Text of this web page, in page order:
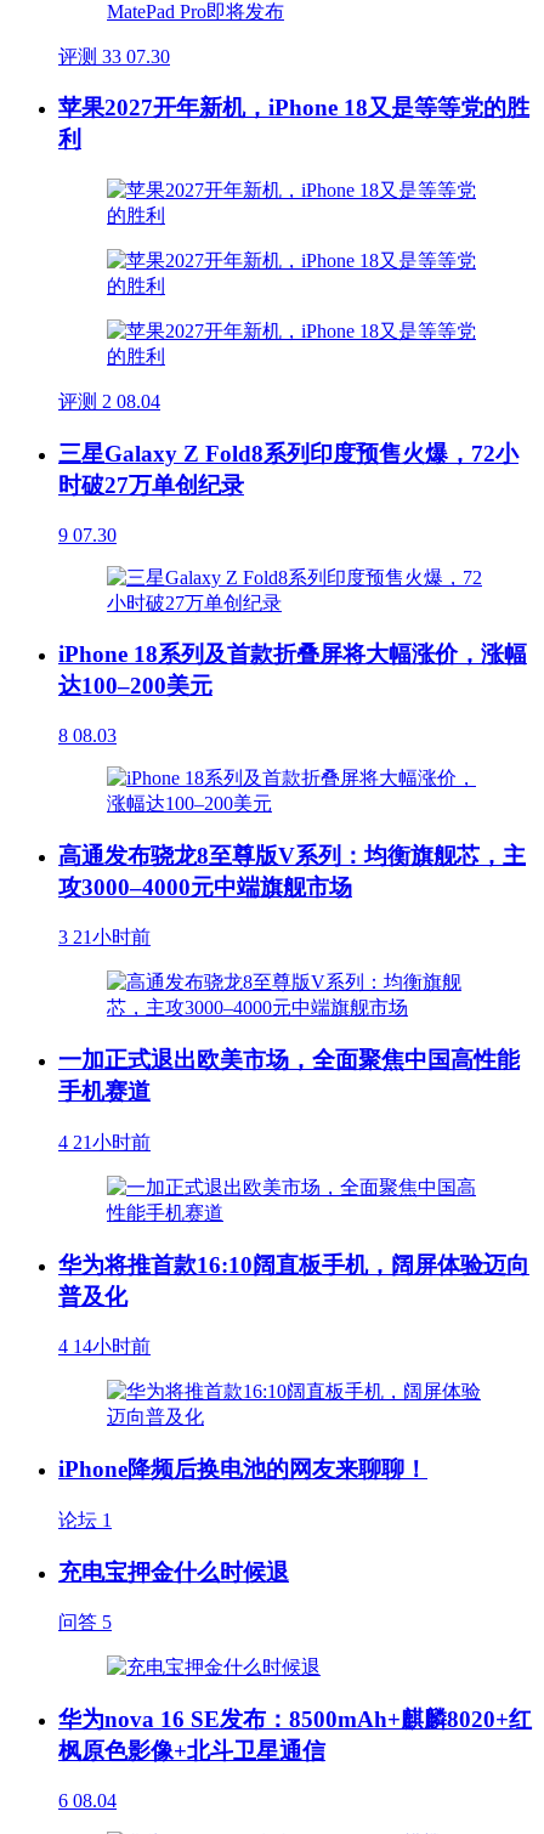
评测 33 07.30
苹果2027开年新机，iPhone 18又是等等党的胜
利
评测 2 08.04
三星Galaxy Z Fold8系列印度预售火爆，72小
时破27万单创纪录
9 07.30
iPhone 18系列及首款折叠屏将大幅涨价，涨幅
达100–200美元
8 08.03
高通发布骁龙8至尊版V系列：均衡旗舰芯，主
攻3000–4000元中端旗舰市场
3 21小时前
一加正式退出欧美市场，全面聚焦中国高性能
手机赛道
4 21小时前
华为将推首款16:10阔直板手机，阔屏体验迈向
普及化
4 14小时前
iPhone降频后换电池的网友来聊聊！
论坛 1
充电宝押金什么时候退
问答 5
华为nova 16 SE发布：8500mAh+麒麟8020+红
枫原色影像+北斗卫星通信
6 08.04